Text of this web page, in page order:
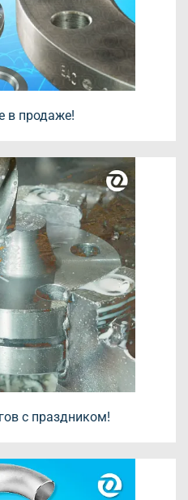
в продаже!
с праздником!